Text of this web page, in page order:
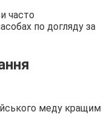
часто
по догляду за
меду кращим